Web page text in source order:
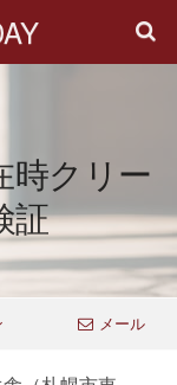
時クリー
証
メール